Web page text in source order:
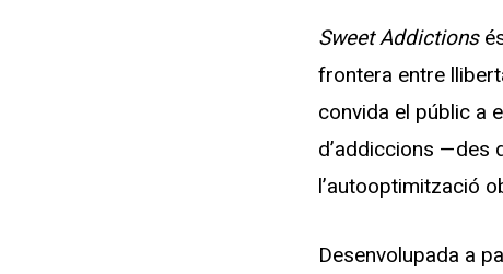
Sweet Addictions
frontera entre
convida el públic a
d’addiccions —des
l’autooptimització
Desenvolupada a